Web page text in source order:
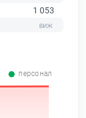
1 053
персонал